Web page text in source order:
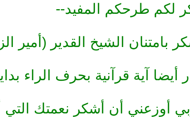
لكم طرحكم المفيد--
بامتنان الشيخ القدير (أمير
أيضا آية قرآنية بحرف الراء
أوزعني أن أشكر نعمتك